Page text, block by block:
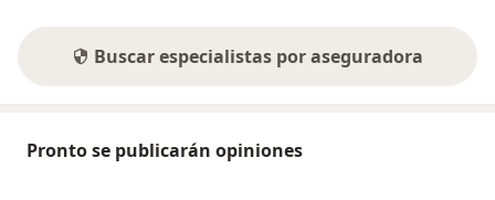
Buscar especialistas por aseguradora
Pronto se publicarán opiniones